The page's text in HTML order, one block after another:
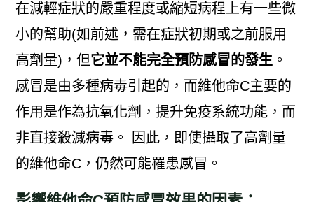
在減輕症狀的嚴重程度或縮短病程上有一些微
小的幫助(如前述，需在症狀初期或之前服用
高劑量)，但它並不能完全預防感冒的發生。
感冒是由多種病毒引起的，而維他命C主要的
作用是作為抗氧化劑，提升免疫系統功能，而
非直接殺滅病毒。 因此，即使攝取了高劑量
的維他命C，仍然可能罹患感冒。